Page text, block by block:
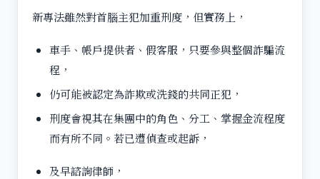
新專法雖然對首腦主犯加重刑度，但實務上，
車手、帳戶提供者、假客服，只要參與整個詐騙流
程，
仍可能被認定為詐欺或洗錢的共同正犯，
刑度會視其在集團中的角色、分工、掌握金流程度
而有所不同。若已遭偵查或起訴，
及早諮詢律師，